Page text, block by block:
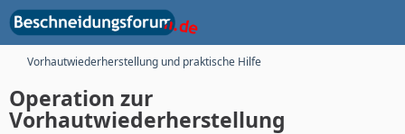
Vorhautwiederherstellung und praktische Hilfe
Operation zur
Vorhautwiederherstellung